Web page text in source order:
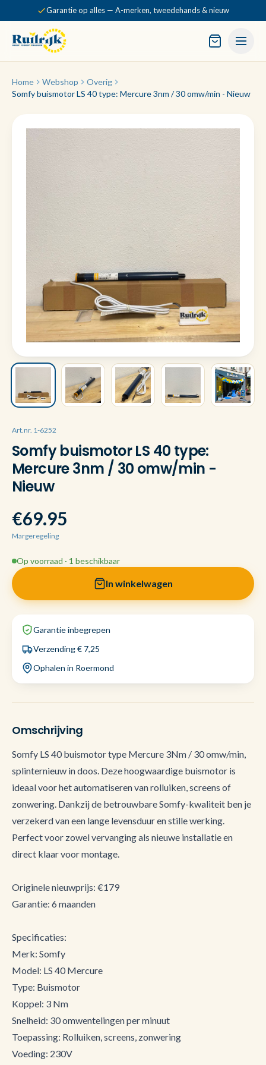
Garantie op alles — A-merken, tweedehands & nieuw
Home Webshop
Overig
Somfy buismotor LS 40 type: Mercure 3nm / 30 omw/min - Nieuw
Art.nr. 1-6252
Somfy buismotor LS 40 type:
Mercure 3nm / 30 omw/min -
Nieuw
€69.95
Margeregeling
Op voorraad · 1 beschikbaar
In winkelwagen
Garantie inbegrepen
Verzending € 7,25
Ophalen in Roermond
Omschrijving
Somfy LS 40 buismotor type Mercure 3Nm / 30 omw/min,
splinternieuw in doos. Deze hoogwaardige buismotor is
ideaal voor het automatiseren van rolluiken, screens of
zonwering. Dankzij de betrouwbare Somfy-kwaliteit ben je
verzekerd van een lange levensduur en stille werking.
Perfect voor zowel vervanging als nieuwe installatie en
direct klaar voor montage.
Originele nieuwprijs: €179
Garantie: 6 maanden
Specificaties:
Merk: Somfy
Model: LS 40 Mercure
Type: Buismotor
Koppel: 3 Nm
Snelheid: 30 omwentelingen per minuut
Toepassing: Rolluiken, screens, zonwering
Voeding: 230V